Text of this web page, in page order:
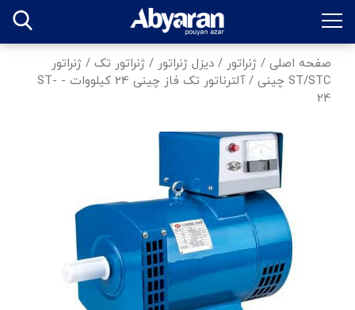
صفحه اصلی / ژنراتور / دیزل ژنراتور / ژنراتور تک / ژنراتور
ST/STC چینی
/
آلترناتور تک‌ فاز چینی 24 کیلووات - ST-
24